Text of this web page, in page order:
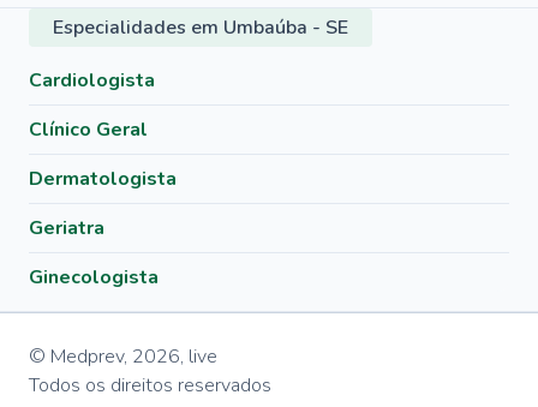
Especialidades em Umbaúba - SE
Cardiologista
Clínico Geral
Dermatologista
Geriatra
Ginecologista
© Medprev, 2026, live
Todos os direitos reservados